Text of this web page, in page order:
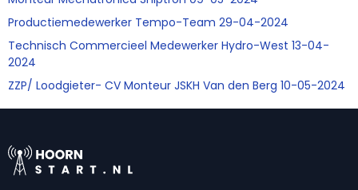
Productiemedewerker Tempo-Team 29-04-2024
Technisch Commercieel Medewerker Hydro-West 13-04-
2024
ZZP/ Loodgieter- CV Monteur JSKH Van den Berg 10-05-2024